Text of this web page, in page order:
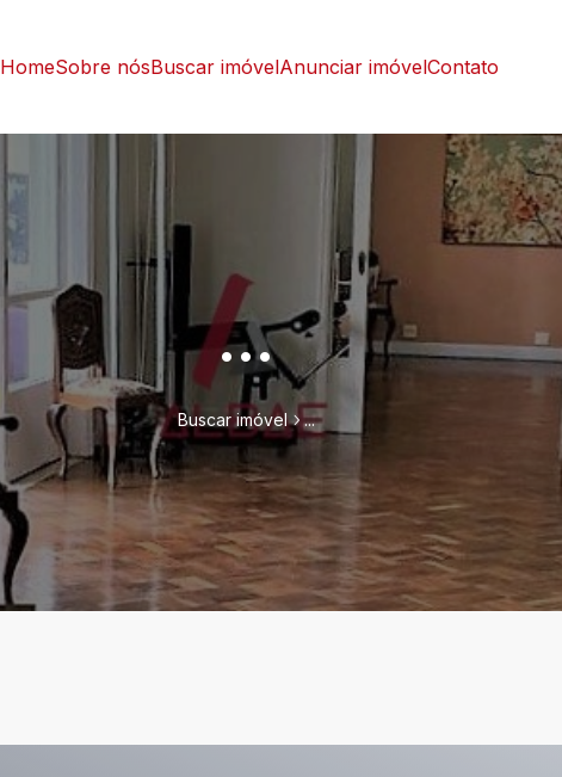
HomeSobre nósBuscar imóvelAnunciar imóvelContato
...
Buscar imóvel ...